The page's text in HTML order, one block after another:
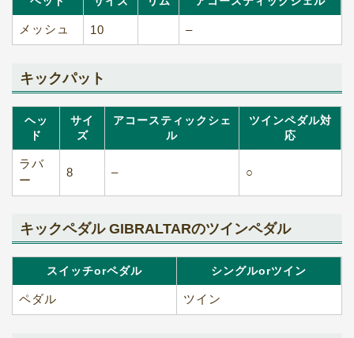
メッシュ 10 –
キックパット
ヘッ
ド
サイ
ズ
アコースティックシェ
ル
ツインペダル対
応
ラバ
ー
8 – ○
キックペダル GIBRALTARのツインペダル
スイッチorペダル シングルorツイン
ペダル ツイン